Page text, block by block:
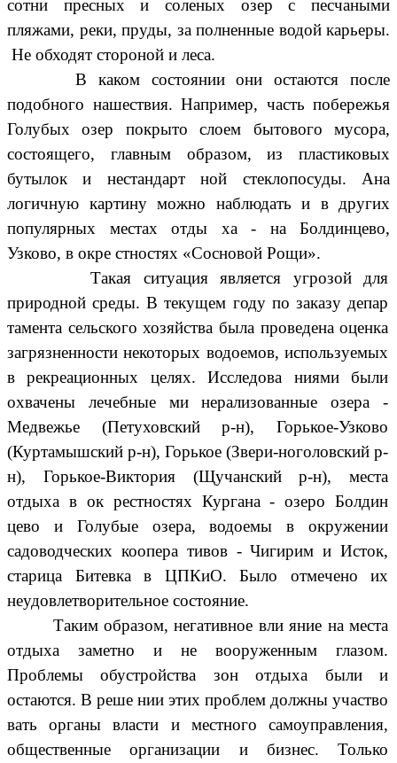
сотни пресных и соленых озер с песчаными
пляжами, реки, пруды, за полненные водой карьеры.
Не обходят стороной и леса.
В каком состоянии они остаются после
подобного нашествия. Например, часть побережья
Голубых озер покрыто слоем бытового мусора,
состоящего, главным образом, из пластиковых
бутылок и нестандарт ной стеклопосуды. Ана
логичную картину можно наблюдать и в других
популярных местах отды ха - на Болдинцево,
Узково, в окре стностях «Сосновой Рощи».
Такая ситуация является угрозой для
природной среды. В текущем году по заказу депар
тамента сельского хозяйства была проведена оценка
загрязненности некоторых водоемов, используемых
в рекреационных целях. Исследова ниями были
охвачены лечебные ми нерализованные озера -
Медвежье (Петуховский р-н), Горькое-Узково
(Куртамышский р-н), Горькое (Звери-ноголовский р-
н), Горькое-Виктория (Щучанский р-н), места
отдыха в ок рестностях Кургана - озеро Болдин
цево и Голубые озера, водоемы в окружении
садоводческих коопера тивов - Чигирим и Исток,
старица Битевка в ЦПКиО. Было отмечено их
неудовлетворительное состояние.
Таким образом, негативное вли яние на места
отдыха заметно и не вооруженным глазом.
Проблемы обустройства зон отдыха были и
остаются. В реше нии этих проблем должны участво
вать органы власти и местного самоуправления,
общественные организации и бизнес. Только